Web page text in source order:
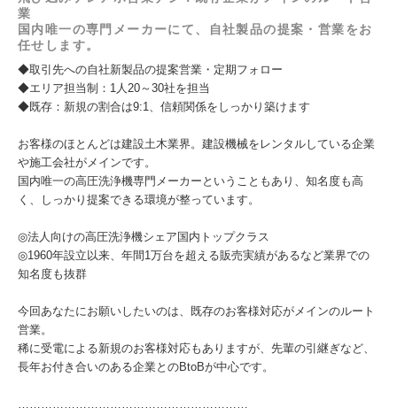
業
国内唯一の専門メーカーにて、自社製品の提案・営業をお
任せします。
◆取引先への自社新製品の提案営業・定期フォロー
◆エリア担当制：1人20～30社を担当
◆既存：新規の割合は9:1、信頼関係をしっかり築けます
お客様のほとんどは建設土木業界。建設機械をレンタルしている企業
や施工会社がメインです。
国内唯一の高圧洗浄機専門メーカーということもあり、知名度も高
く、しっかり提案できる環境が整っています。
◎法人向けの高圧洗浄機シェア国内トップクラス
◎1960年設立以来、年間1万台を超える販売実績があるなど業界での
知名度も抜群
今回あなたにお願いしたいのは、既存のお客様対応がメインのルート
営業。
稀に受電による新規のお客様対応もありますが、先輩の引継ぎなど、
長年お付き合いのある企業とのBtoBが中心です。
……………………………………………………